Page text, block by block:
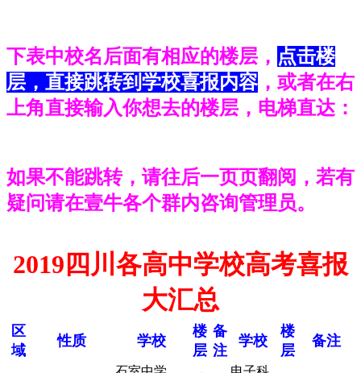
下表中校名后面有相应的楼层， 点击楼
层，直接跳转到学校喜报内容 ，或者在右
上角直接输入你想去的楼层，电梯直达：
如果不能跳转，请往后一页页翻阅，若有
疑问请在壹牛各个群内咨询管理员。
2019四川各高中学校高考喜报
大汇总
区
域
性质 学校
楼
层
备
注
学校
楼
层
备注